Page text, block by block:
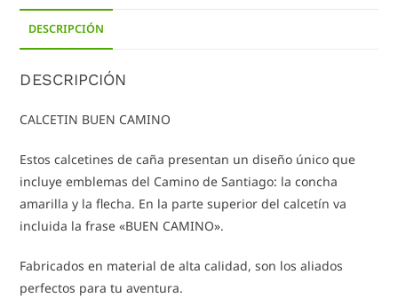
DESCRIPCIÓN
DESCRIPCIÓN
CALCETIN BUEN CAMINO
Estos calcetines de caña presentan un diseño único que
incluye emblemas del Camino de Santiago: la concha
amarilla y la flecha. En la parte superior del calcetín va
incluida la frase «BUEN CAMINO».
Fabricados en material de alta calidad, son los aliados
perfectos para tu aventura.